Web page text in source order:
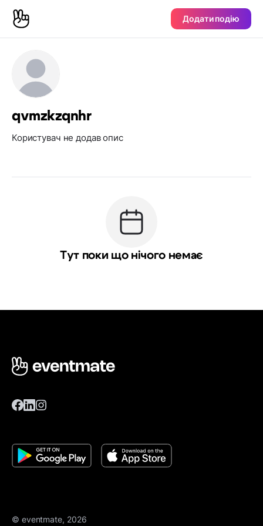
Додати подію
qvmzkzqnhr
Користувач не додав опис
Тут поки що нічого немає
© eventmate, 2026